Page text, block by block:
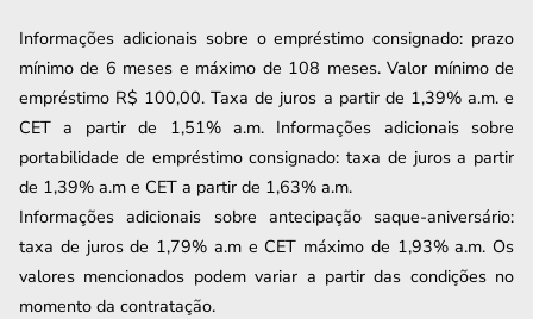
Informações adicionais sobre o empréstimo consignado: prazo
mínimo de 6 meses e máximo de 108 meses. Valor mínimo de
empréstimo R$ 100,00. Taxa de juros a partir de 1,39% a.m. e
CET a partir de 1,51% a.m. Informações adicionais sobre
portabilidade de empréstimo consignado: taxa de juros a partir
de 1,39% a.m e CET a partir de 1,63% a.m.
Informações adicionais sobre antecipação saque-aniversário:
taxa de juros de 1,79% a.m e CET máximo de 1,93% a.m. Os
valores mencionados podem variar a partir das condições no
momento da contratação.